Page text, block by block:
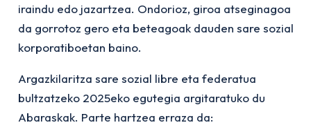
iraindu edo jazartzea. Ondorioz, giroa atseginagoa
da gorrotoz gero eta beteagoak dauden sare sozial
korporatiboetan baino.
Argazkilaritza sare sozial libre eta federatua
bultzatzeko 2025eko egutegia argitaratuko du
Abaraskak. Parte hartzea erraza da: